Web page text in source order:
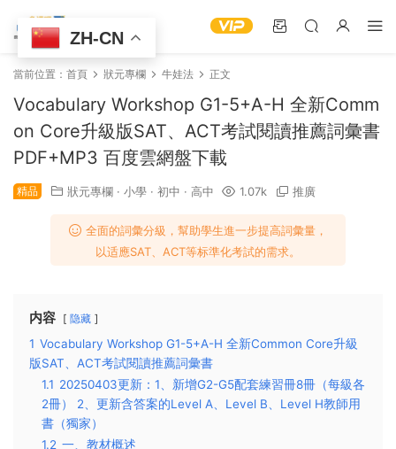
當前位置： 首頁 狀元專欄 牛娃法 正文
Vocabulary Workshop G1-5+A-H 全新Comm
on Core升級版SAT、ACT考試閱讀推薦詞彙書
PDF+MP3 百度雲網盤下載
精品 狀元專欄 · 小學 · 初中 · 高中 1.07k 推廣
全面的詞彙分級，幫助學生進一步提高詞彙量，
以适應SAT、ACT等标準化考試的需求。
内容 隐藏
1 Vocabulary Workshop G1-5+A-H 全新Common Core升級
版SAT、ACT考試閱讀推薦詞彙書
1.1 20250403更新：1、新增G2-G5配套練習冊8冊（每級各
2冊） 2、更新含答案的Level A、Level B、Level H教師用
書（獨家）
1.2 一、教材概述
ZH-CN